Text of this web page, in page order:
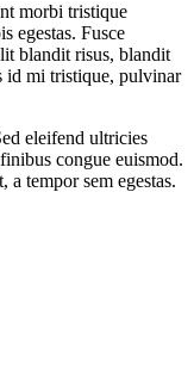
morbi tristique
egestas. Fusce
blandit risus, blandit
id mi tristique, pulvinar
eleifend ultricies
congue euismod.
a tempor sem egestas.